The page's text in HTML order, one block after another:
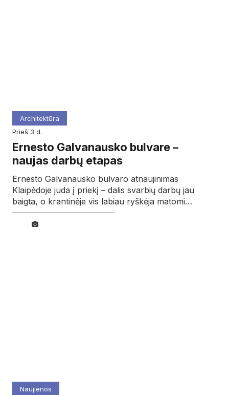
Architektūra
prieš 3 d.
Ernesto Galvanausko bulvare –
naujas darbų etapas
Ernesto Galvanausko bulvaro atnaujinimas
Klaipėdoje juda į priekį – dalis svarbių darbų jau
baigta, o krantinėje vis labiau ryškėja matomi…
Naujienos